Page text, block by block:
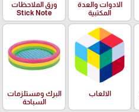
الادوات والعدة
المكتبية
ورق الملاحظات
Stick Note
الالعاب
البرك ومستلزمات
السباحة